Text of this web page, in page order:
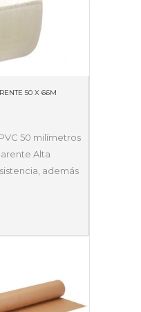
50 X 66M
50 milímetros
Alta
además